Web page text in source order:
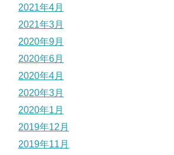
2021年4月
2021年3月
2020年9月
2020年6月
2020年4月
2020年3月
2020年1月
2019年12月
2019年11月